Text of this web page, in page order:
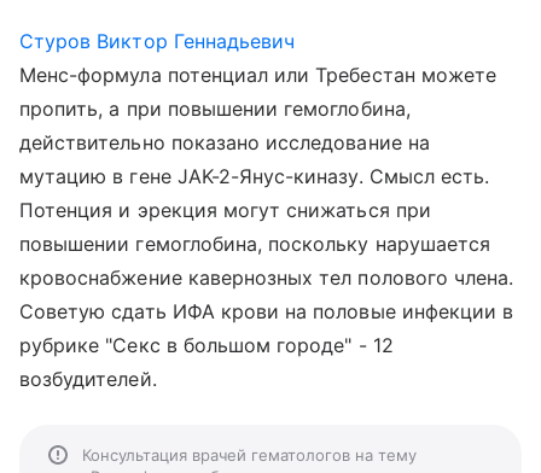
Стуров Виктор Геннадьевич
Менс-формула потенциал или Требестан можете
пропить, а при повышении гемоглобина,
действительно показано исследование на
мутацию в гене JAK-2-Янус-киназу. Смысл есть.
Потенция и эрекция могут снижаться при
повышении гемоглобина, поскольку нарушается
кровоснабжение кавернозных тел полового члена.
Советую сдать ИФА крови на половые инфекции в
рубрике "Секс в большом городе" - 12
возбудителей.
Консультация врачей гематологов на тему